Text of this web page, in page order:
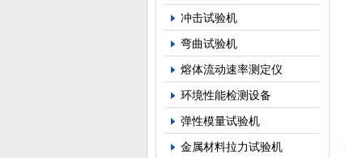
冲击试验机
弯曲试验机
熔体流动速率测定仪
环境性能检测设备
弹性模量试验机
金属材料拉力试验机